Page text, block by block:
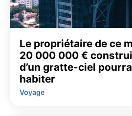
Le propriétaire de ce
20 000 000 €
d’un gratte-ciel
habiter
Voyage